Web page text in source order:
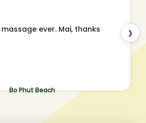
Bo Phut Beach
ever. Mai, thanks ›